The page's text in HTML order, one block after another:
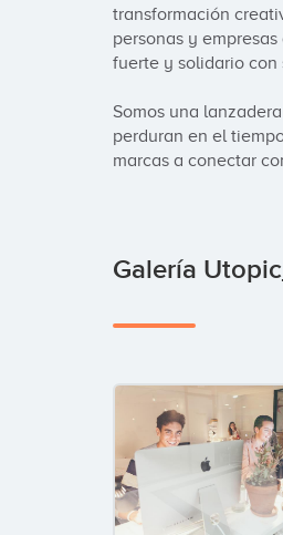
transformación
personas y
fuerte y solidario con
Somos una
perduran en el
marcas a conectar
Galería